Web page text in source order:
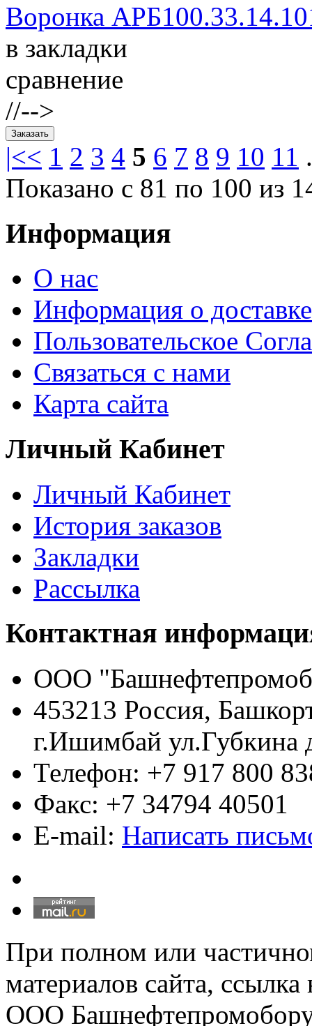
Воронка
в закладки
сравнение
//-->
|<< 1 2 3 4 5 6 7 8 9 10 11
Показано с 81 по 100 из
Информация
О нас
Информация о доставке
Пользовательское
Связаться с нами
Карта сайта
Личный Кабинет
Личный Кабинет
История заказов
Закладки
Рассылка
Контактная
ООО
453213 Россия,
г.Ишимбай ул.Губкина
Телефон: +7 917 800
Факс: +7 34794 40501
E-mail: Написать
При полном или
материалов сайта,
ООО